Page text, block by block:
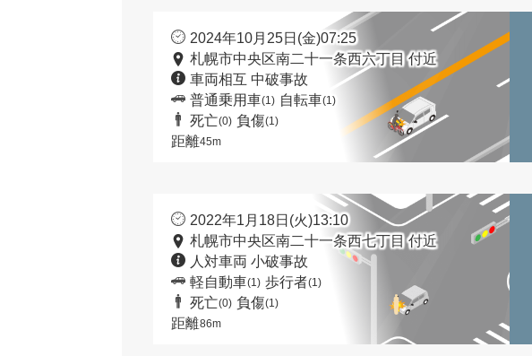
2024年10月25日(金)07:25
札幌市中央区南二十一条西六丁目 付近
車両相互 中破事故
普通乗用車(1) 自転車(1)
死亡(0) 負傷(1)
距離45m
2022年1月18日(火)13:10
札幌市中央区南二十一条西七丁目 付近
人対車両 小破事故
軽自動車(1) 歩行者(1)
死亡(0) 負傷(1)
距離86m